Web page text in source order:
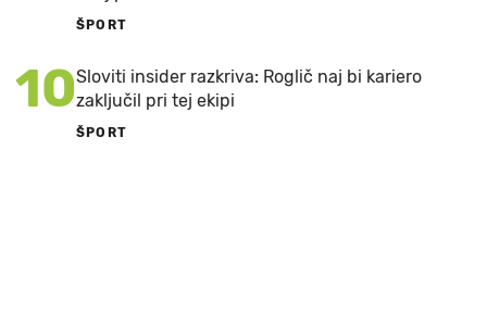
ŠPORT
10Sloviti insider razkriva: Roglič naj bi kariero
zaključil pri tej ekipi
ŠPORT